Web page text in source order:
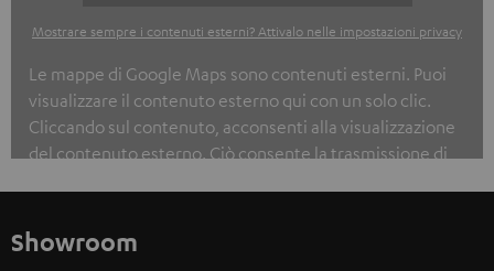
Mostrare sempre i contenuti esterni? Attivalo nelle impostazioni privacy
Le mappe di Google Maps sono contenuti esterni. Puoi
visualizzare il contenuto esterno qui con un solo clic.
Cliccando sul contenuto, acconsenti alla visualizzazione
del contenuto esterno. Ciò consente la trasmissione di
sulla protezione dei dati.
Showroom